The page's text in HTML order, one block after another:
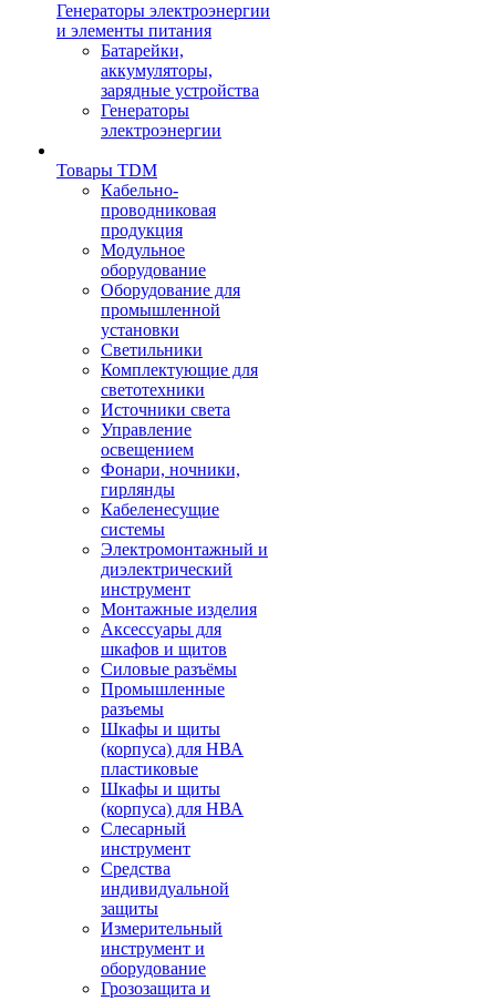
Генераторы электроэнергии
и элементы питания
Батарейки,
аккумуляторы,
зарядные устройства
Генераторы
электроэнергии
Товары TDM
Кабельно-
проводниковая
продукция
Модульное
оборудование
Оборудование для
промышленной
установки
Светильники
Комплектующие для
светотехники
Источники света
Управление
освещением
Фонари, ночники,
гирлянды
Кабеленесущие
системы
Электромонтажный и
диэлектрический
инструмент
Монтажные изделия
Аксессуары для
шкафов и щитов
Силовые разъёмы
Промышленные
разъемы
Шкафы и щиты
(корпуса) для НВА
пластиковые
Шкафы и щиты
(корпуса) для НВА
Слесарный
инструмент
Средства
индивидуальной
защиты
Измерительный
инструмент и
оборудование
Грозозащита и